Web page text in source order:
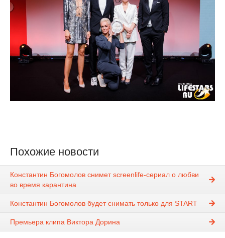
Похожие новости
Константин Богомолов снимет screenlife-сериал о любви
во время карантина
Константин Богомолов будет снимать только для START
Премьера клипа Виктора Дорина